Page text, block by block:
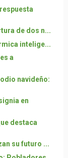
de dos n...
intelige...
a
navideño:
en
destaca
su futuro ...